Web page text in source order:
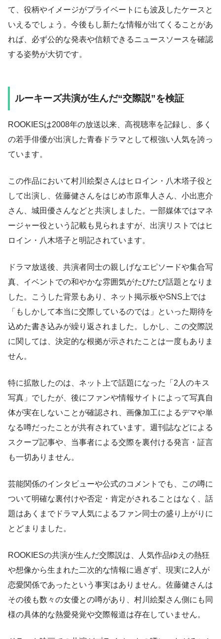
て、役柄やイメージがプライベートにも波及したケースと
いえるでしょう。今後もし新たな情報が出てくることがあ
れば、必ず公的な発表や信頼できるニュースソースを確認
する姿勢が大切です。
ルーキーズ共演が生んだ“交際説”を検証
ROOKIESは2008年の放送以来、高視聴率を記録し、多く
の若手俳優が出演した青春ドラマとして根強い人気を誇っ
ています。
この作品において村川絵梨さんはヒロイン・八木塔子役と
して出演し、佐藤健さんをはじめ市原隼人さん、小出恵介
さん、城田優さんなどと共演しました。一部媒体ではマネ
ージャー役という記載も見られますが、出演リストではヒ
ロイン・八木塔子と明記されています。
ドラマ放送後、共演者同士の親しげなエピソードや集合写
真、イベントでの和やかな雰囲気がたびたび話題となりま
した。こうした背景もあり、ネット掲示板やSNS上では
「もしかして本当に交際しているのでは」といった期待を
込めた書き込みが繰り返されました。しかし、この交際説
に関しては、決定的な根拠が示されたことは一度もありま
せん。
特に拡散したのは、ネット上で話題になった「2人のキス
写真」でしたが、後にファンや情報サイトによって写真自
体が実在しないことが確認され、画像加工によるデマや単
なる噂だったことが共有されています。週刊誌などによる
スクープ記事や、当事者による交際を裏付ける発言・証言
も一切ありません。
芸能関係のインタビューや公式のコメントでも、この噂に
ついて明確な裏付けや否定・肯定がされることはなく、話
題はあくまでドラマ人気によるファン同士の盛り上がりに
とどまりました。
ROOKIESの共演が生んだ交際説は、人気作品ゆえの熱狂
や想像から生まれた二次的な情報に過ぎず、現実に2人が
恋愛関係であったという事実はありません。佐藤健さんは
その後も数々の女優との噂があり、村川絵梨さん側にも同
様の具体的な熱愛発覚や交際報道は存在していません。